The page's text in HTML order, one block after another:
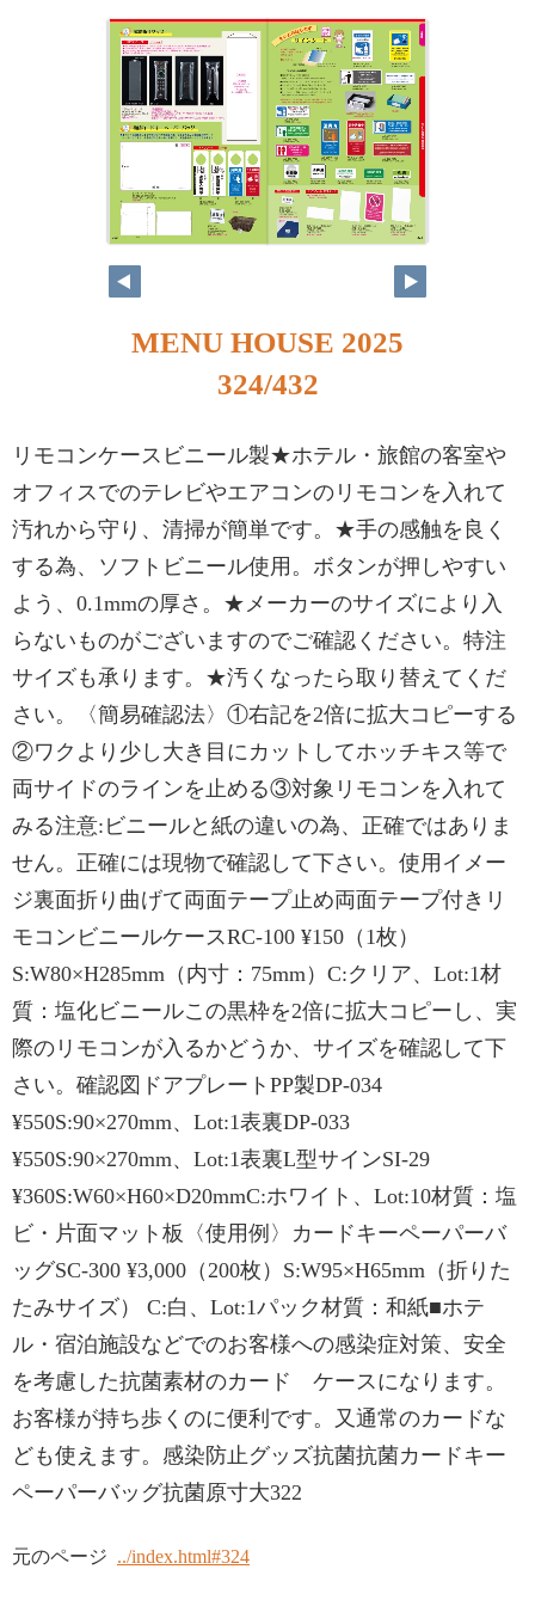
MENU HOUSE 2025
324/432
リモコンケースビニール製★ホテル・旅館の客室や
オフィスでのテレビやエアコンのリモコンを入れて
汚れから守り、清掃が簡単です。★手の感触を良く
する為、ソフトビニール使用。ボタンが押しやすい
よう、0.1mmの厚さ。★メーカーのサイズにより入
らないものがございますのでご確認ください。特注
サイズも承ります。★汚くなったら取り替えてくだ
さい。〈簡易確認法〉①右記を2倍に拡大コピーする
②ワクより少し大き目にカットしてホッチキス等で
両サイドのラインを止める③対象リモコンを入れて
みる注意:ビニールと紙の違いの為、正確ではありま
せん。正確には現物で確認して下さい。使用イメー
ジ裏面折り曲げて両面テープ止め両面テープ付きリ
モコンビニールケースRC-100 ¥150（1枚）
S:W80×H285mm（内寸：75mm）C:クリア、Lot:1材
質：塩化ビニールこの黒枠を2倍に拡大コピーし、実
際のリモコンが入るかどうか、サイズを確認して下
さい。確認図ドアプレートPP製DP-034
¥550S:90×270mm、Lot:1表裏DP-033
¥550S:90×270mm、Lot:1表裏L型サインSI-29
¥360S:W60×H60×D20mmC:ホワイト、Lot:10材質：塩
ビ・片面マット板〈使用例〉カードキーペーパーバ
ッグSC-300 ¥3,000（200枚）S:W95×H65mm（折りた
たみサイズ） C:白、Lot:1パック材質：和紙■ホテ
ル・宿泊施設などでのお客様への感染症対策、安全
を考慮した抗菌素材のカード ケースになります。
お客様が持ち歩くのに便利です。又通常のカードな
ども使えます。感染防止グッズ抗菌抗菌カードキー
ペーパーバッグ抗菌原寸大322
元のページ ../index.html#324